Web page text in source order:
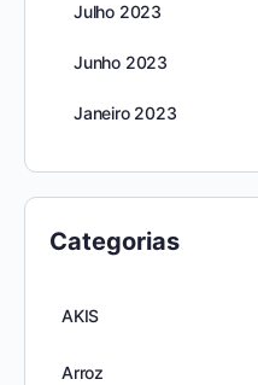
Julho 2023
Junho 2023
Janeiro 2023
Categorias
AKIS
Arroz